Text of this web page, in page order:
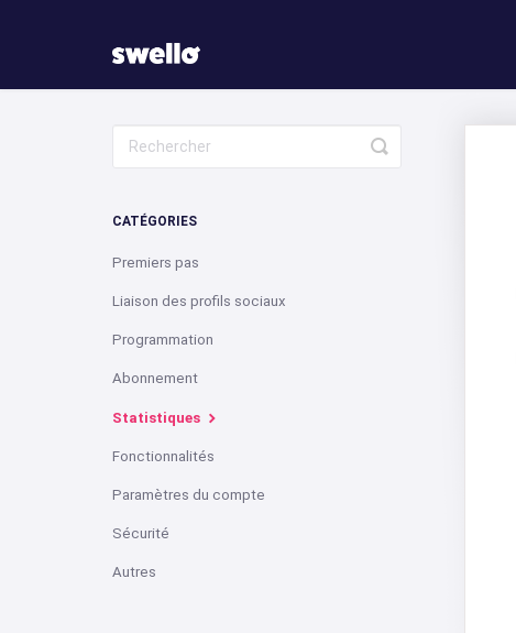
Toggle
Search
CATÉGORIES
Premiers pas
Liaison des profils sociaux
Programmation
Abonnement
Statistiques
Fonctionnalités
Paramètres du compte
Sécurité
Autres